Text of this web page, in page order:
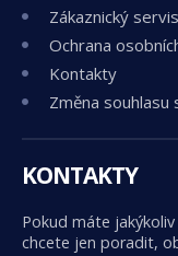
Zákaznický servis
Ochrana
Kontakty
Změna souhlasu
KONTAKTY
Pokud máte
chcete jen poradit,